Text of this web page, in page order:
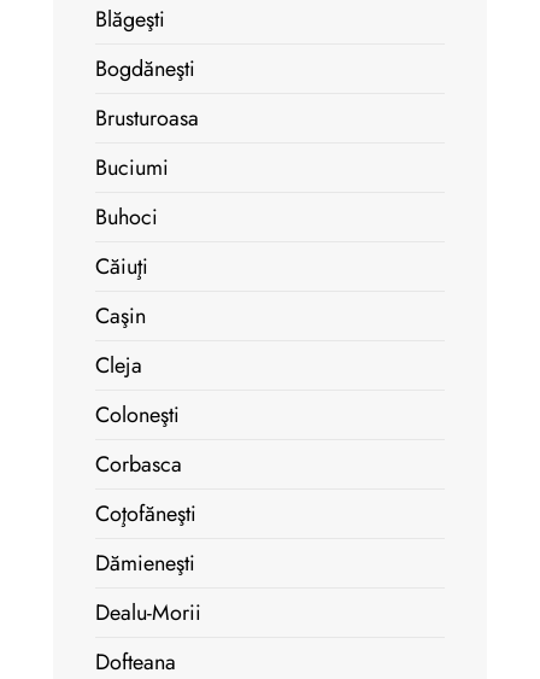
Blăgeşti
Bogdăneşti
Brusturoasa
Buciumi
Buhoci
Căiuţi
Caşin
Cleja
Coloneşti
Corbasca
Coţofăneşti
Dămieneşti
Dealu-Morii
Dofteana